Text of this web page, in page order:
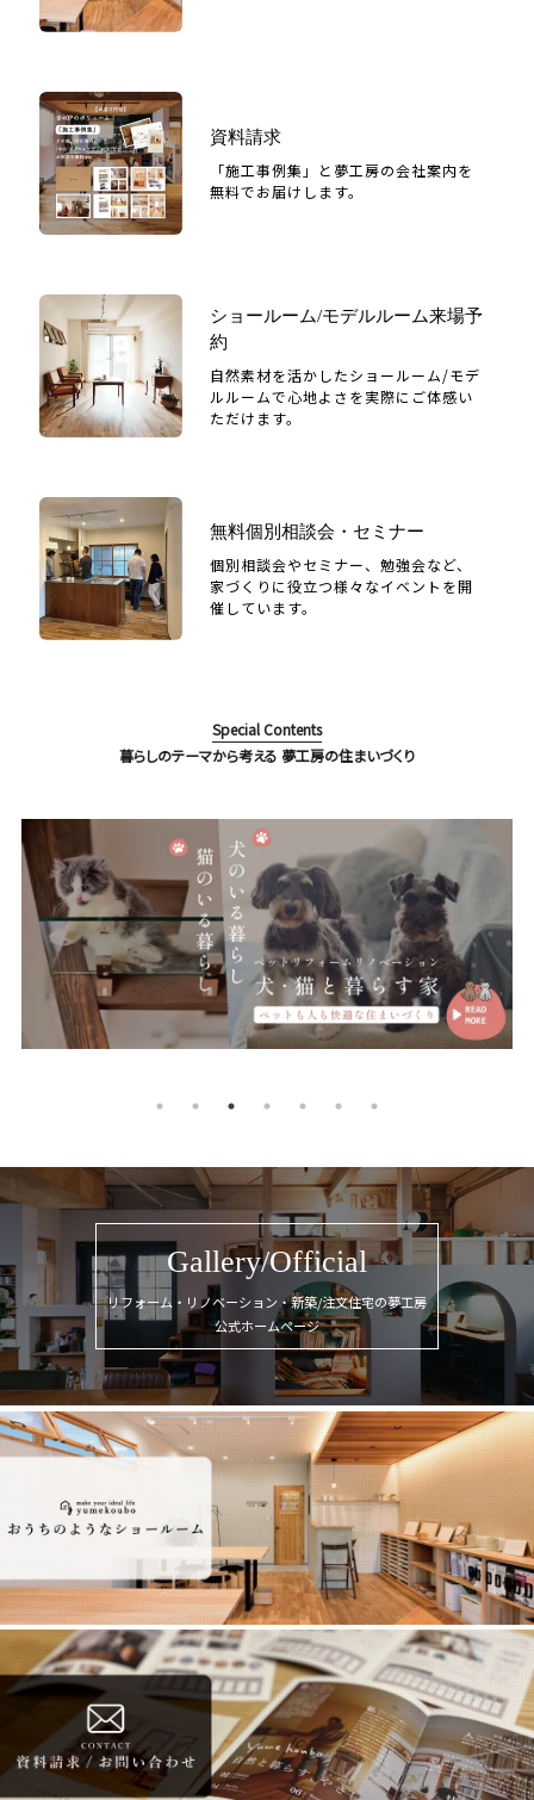
資料請求
「施工事例集」と夢工房の会社案内を
無料でお届けします。
ショールーム/モデルルーム来場予
約
自然素材を活かしたショールーム/モデ
ルルームで心地よさを実際にご体感い
ただけます。
無料個別相談会・セミナー
個別相談会やセミナー、勉強会など、
家づくりに役立つ様々なイベントを開
催しています。
Special Contents
暮らしのテーマから考える 夢工房の住まいづくり
Gallery/Official
リフォーム・リノベーション・新築/注文住宅の夢工房
公式ホームページ